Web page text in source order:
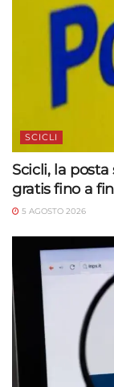
SCICLI
Scicli, la
gratis fino a
5 AGOSTO 2026